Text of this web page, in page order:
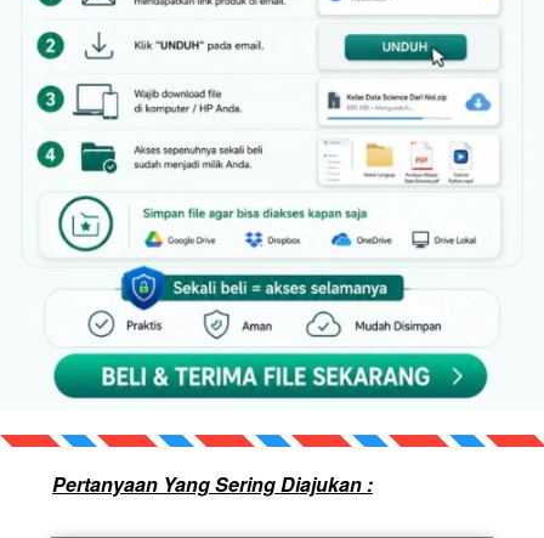
Pertanyaan Yang Sering Diajukan :